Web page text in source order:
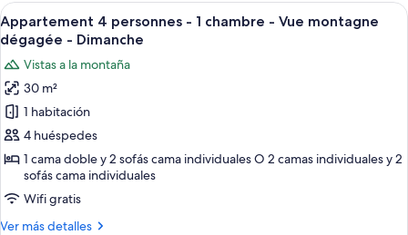
habitaciones
Abrir
todas
las
fotos
de
Appartement
4
personnes
1
chambre
Una cabaña de madera con un
6
Appartement 4 personnes - 1 chambre - Vue montagne
dégagée - Dimanche
Vistas a la montaña
30 m²
1 habitación
4 huéspedes
1 cama doble y 2 sofás cama individuales O 2 camas individuales y 2
sofás cama individuales
Wifi gratis
Ver más detalles
Más